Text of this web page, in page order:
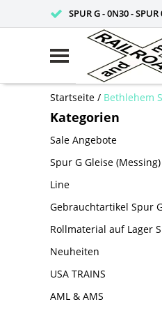
SPUR G - 0N30 -
Startseite / Bethlehem
Kategorien
Sale Angebote
Spur G Gleise
Line
Gebrauchtartikel Spur
Rollmaterial auf Lager
Neuheiten
USA TRAINS
AML & AMS